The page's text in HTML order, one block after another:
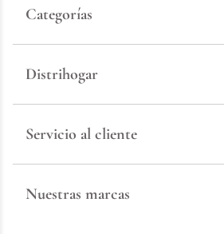
Categorías
Distrihogar
Servicio al cliente
Nuestras marcas